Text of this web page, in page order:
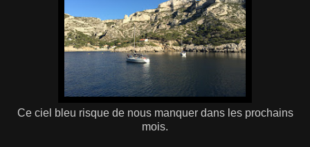
Ce ciel bleu risque de nous manquer dans les prochains
mois.